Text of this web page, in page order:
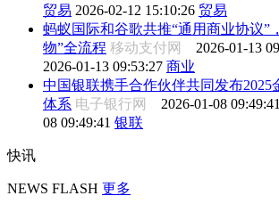
贸易 2026-02-12 15:10:26 贸易
蚂蚁国际和谷歌共推“通用商业协议”
物”全流程 移动支付网 2026-01-13
2026-01-13 09:53:27 商业
中国银联携手合作伙伴共同发布2025
体系 电子银行网 2026-01-08 09:49:41
08 09:49:41 银联
快讯
NEWS FLASH 更多